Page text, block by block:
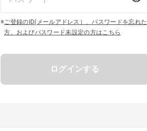
※ご登録のID(メールアドレス）、パスワードを忘れた
方、およびパスワード未設定の方はこちら
ログインする